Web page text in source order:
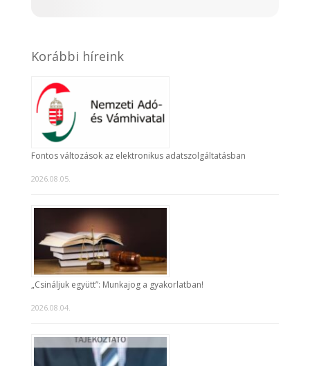
Korábbi híreink
Fontos változások az elektronikus adatszolgáltatásban
2026.08.05.
„Csináljuk együtt”: Munkajog a gyakorlatban!
2026.08.04.